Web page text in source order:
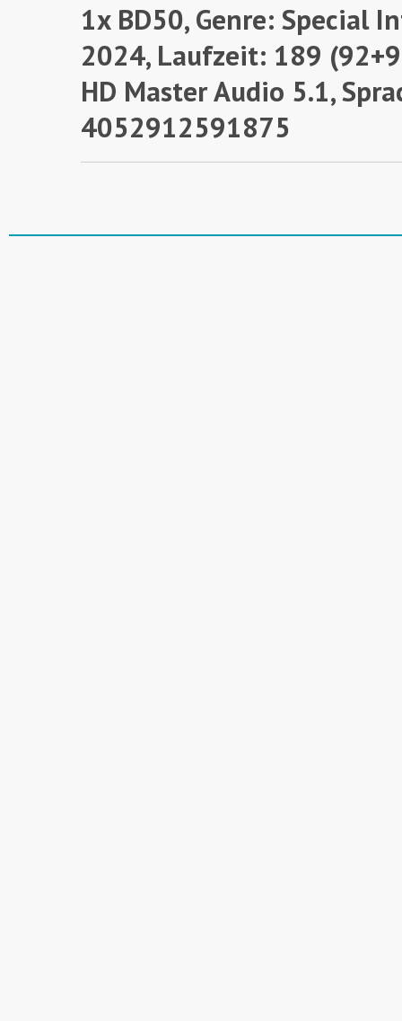
1x BD50, Genre: Special
2024, Laufzeit: 189
HD Master Audio 5.1,
4052912591875